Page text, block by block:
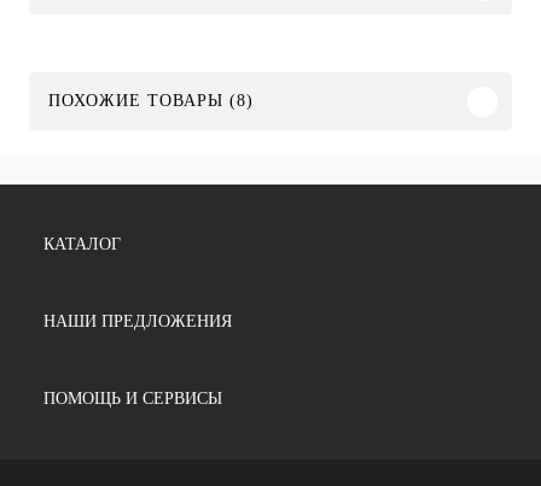
ПОХОЖИЕ ТОВАРЫ (8)
КАТАЛОГ
НАШИ ПРЕДЛОЖЕНИЯ
ПОМОЩЬ И СЕРВИСЫ